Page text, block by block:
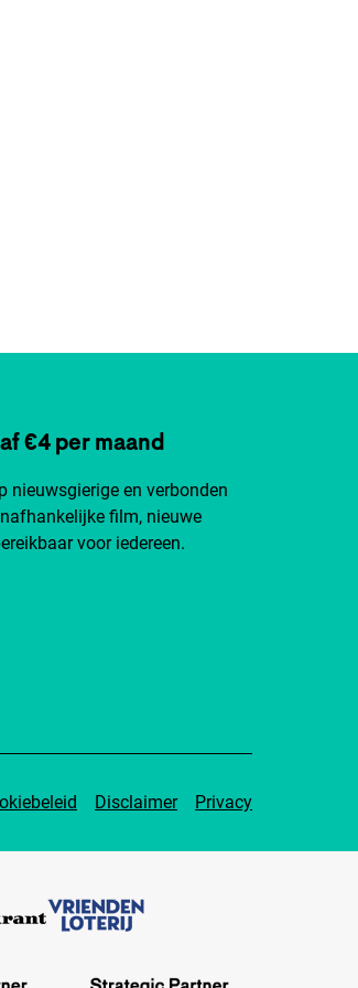
€4 per maand
nieuwsgierige en verbonden
film, nieuwe
voor iedereen.
Disclaimer Privacy